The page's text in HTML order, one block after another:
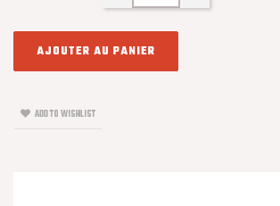
AJOUTER AU PANIER
ADD TO WISHLIST